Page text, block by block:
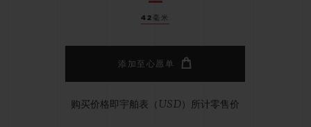
42毫米
添加至心愿单
购买价格即宇舶表（USD）所计零售价